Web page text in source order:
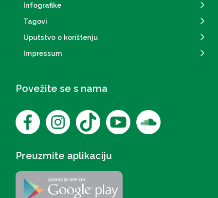
Infografike
Tagovi
Uputstvo o korištenju
Impressum
Povežite se s nama
Preuzmite aplikaciju